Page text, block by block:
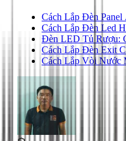
Cách Lắp Đèn
Cách Lắp Đèn Led
Đèn LED Tủ Rượu:
Cách Lắp Đèn Exit
Cách Lắp Vòi Nước